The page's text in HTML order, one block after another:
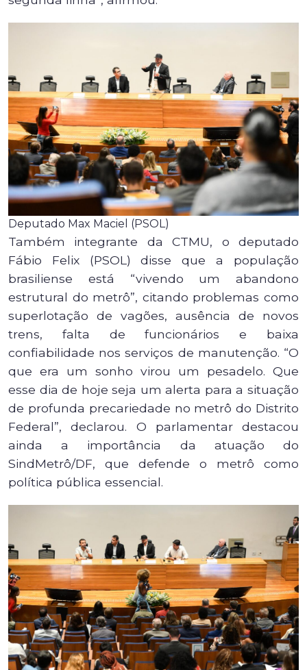
Deputado Max Maciel (PSOL)
Também integrante da CTMU, o deputado
Fábio Felix (PSOL) disse que a população
brasiliense está “vivendo um abandono
estrutural do metrô”, citando problemas como
superlotação de vagões, ausência de novos
trens, falta de funcionários e baixa
confiabilidade nos serviços de manutenção. “O
que era um sonho virou um pesadelo. Que
esse dia de hoje seja um alerta para a situação
de profunda precariedade no metrô do Distrito
Federal”, declarou. O parlamentar destacou
ainda a importância da atuação do
SindMetrô/DF, que defende o metrô como
política pública essencial.